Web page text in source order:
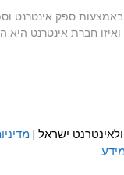
ספק אינטרנט
חברת אינטרנט היא
ישראל |